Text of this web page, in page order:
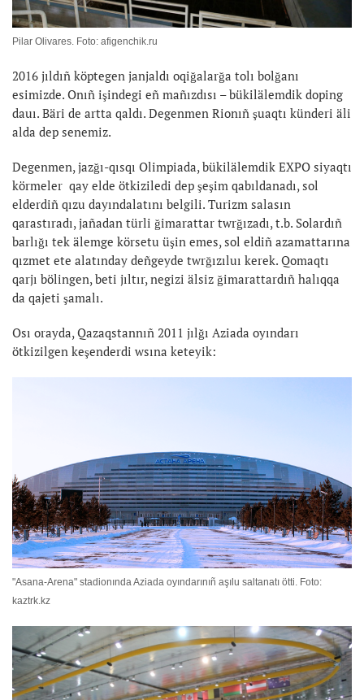
Pilar Olivares. Foto: afigenchik.ru
2016 jıldıñ köptegen janjaldı oqiğalarğa tolı bolğanı
esimizde. Onıñ işindegi eñ mañızdısı – bükilälemdik doping
dauı. Bäri de artta qaldı. Degenmen Rionıñ şuaqtı künderi äli
alda dep senemiz.
Degenmen, jazğı-qısqı Olimpiada, bükilälemdik EXPO siyaqtı
körmeler qay elde ötkiziledi dep şeşim qabıldanadı, sol
elderdiñ qızu dayındalatını belgili. Turizm salasın
qarastıradı, jañadan türli ğimarattar twrğızadı, t.b. Solardıñ
barlığı tek älemge körsetu üşin emes, sol eldiñ azamattarına
qızmet ete alatınday deñgeyde twrğızıluı kerek. Qomaqtı
qarjı bölingen, beti jıltır, negizi älsiz ğimarattardıñ halıqqa
da qajeti şamalı.
Osı orayda, Qazaqstannıñ 2011 jılğı Aziada oyındarı
ötkizilgen keşenderdi wsına keteyik:
"Asana-Arena" stadionında Aziada oyındarınıñ aşılu saltanatı ötti. Foto:
kaztrk.kz